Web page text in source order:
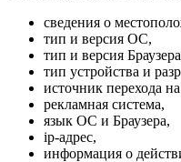
сведения о
тип и версия ОС,
тип и версия
тип устройства и
источник перехода на
рекламная система,
язык ОС и Браузера,
ip-адрес,
информация о